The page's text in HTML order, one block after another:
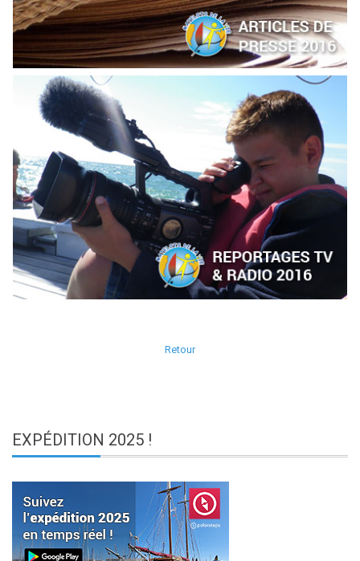
Retour
EXPÉDITION 2025 !